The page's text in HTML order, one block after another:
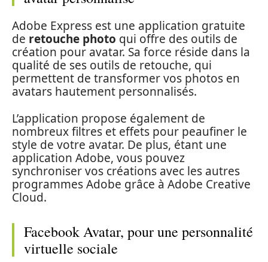
Adobe Express est une application gratuite
de retouche photo qui offre des outils de
création pour avatar. Sa force réside dans la
qualité de ses outils de retouche, qui
permettent de transformer vos photos en
avatars hautement personnalisés.
L’application propose également de
nombreux filtres et effets pour peaufiner le
style de votre avatar. De plus, étant une
application Adobe, vous pouvez
synchroniser vos créations avec les autres
programmes Adobe grâce à Adobe Creative
Cloud.
Facebook Avatar, pour une personnalité
virtuelle sociale